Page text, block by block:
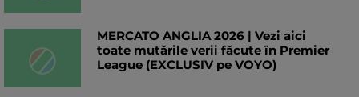
MERCATO ANGLIA 2026 | Vezi aici
toate mutările verii făcute în Premier
League (EXCLUSIV pe VOYO)